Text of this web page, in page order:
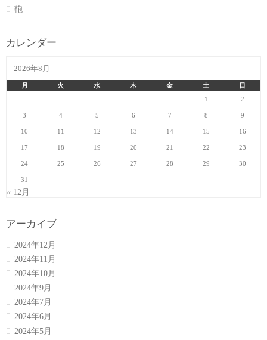
鞄
カレンダー
2026年8月
月 火 水 木 金 土
日
1
2
3 4 5 6 7 8 9
10 11 12 13 14 15 16
17 18 19 20 21 22 23
24 25 26 27 28 29 30
31
« 12月
アーカイブ
2024年12月
2024年11月
2024年10月
2024年9月
2024年7月
2024年6月
2024年5月